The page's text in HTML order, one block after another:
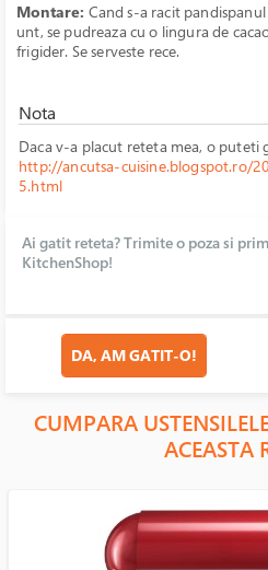
Montare: Cand s-a racit
unt, se pudreaza cu o lingura de
frigider. Se serveste rece.
Nota
Daca v-a placut reteta mea, o puteti
http://ancutsa-cuisine.blogspot.ro/
5.html
Ai gatit reteta? Trimite o poza si
KitchenShop!
DA, AM GATIT-O!
CUMPARA
ACEASTA